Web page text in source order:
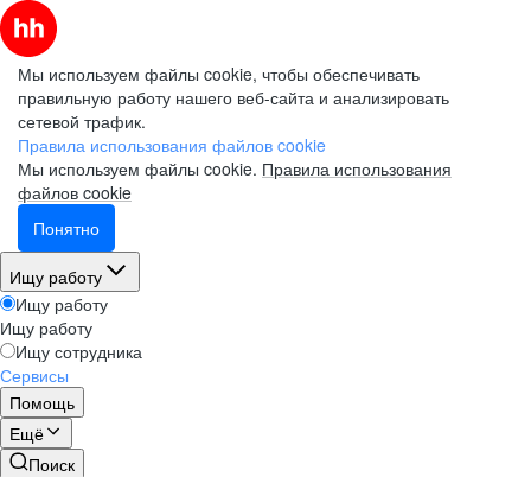
Мы используем файлы cookie, чтобы обеспечивать
правильную работу нашего веб-сайта и анализировать
сетевой трафик.
Правила использования файлов cookie
Мы используем файлы cookie. Правила использования
файлов cookie
Понятно
Ищу работу
Ищу работу
Ищу работу
Ищу сотрудника
Сервисы
Помощь
Ещё
Поиск